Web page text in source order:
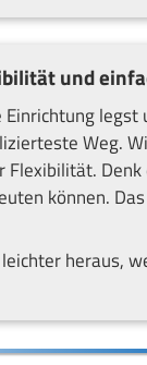
und
Weg.
Flexibilität.
können.
heraus,